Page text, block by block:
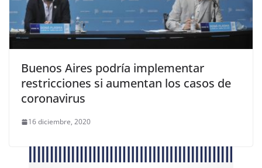
Buenos Aires podría implementar
restricciones si aumentan los casos de
coronavirus
16 diciembre, 2020